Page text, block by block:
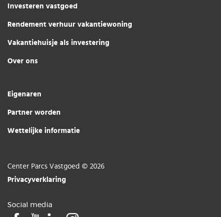
Investeren vastgoed
Rendement verhuur vakantiewoning
Vakantiehuisje als investering
Over ons
Eigenaren
Partner worden
Wettelijke informatie
Center Parcs Vastgoed © 2026
Privacyverklaring
Social media